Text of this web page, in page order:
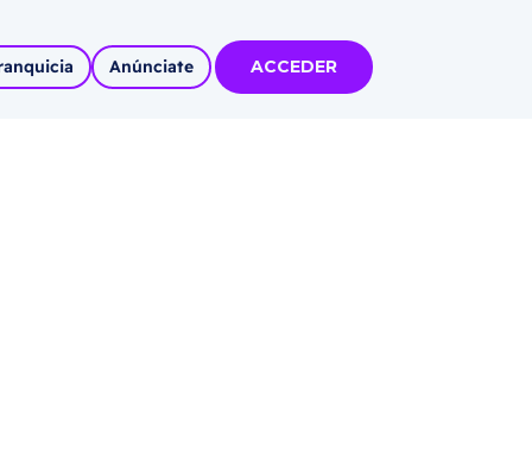
Anúnciate ACCEDER